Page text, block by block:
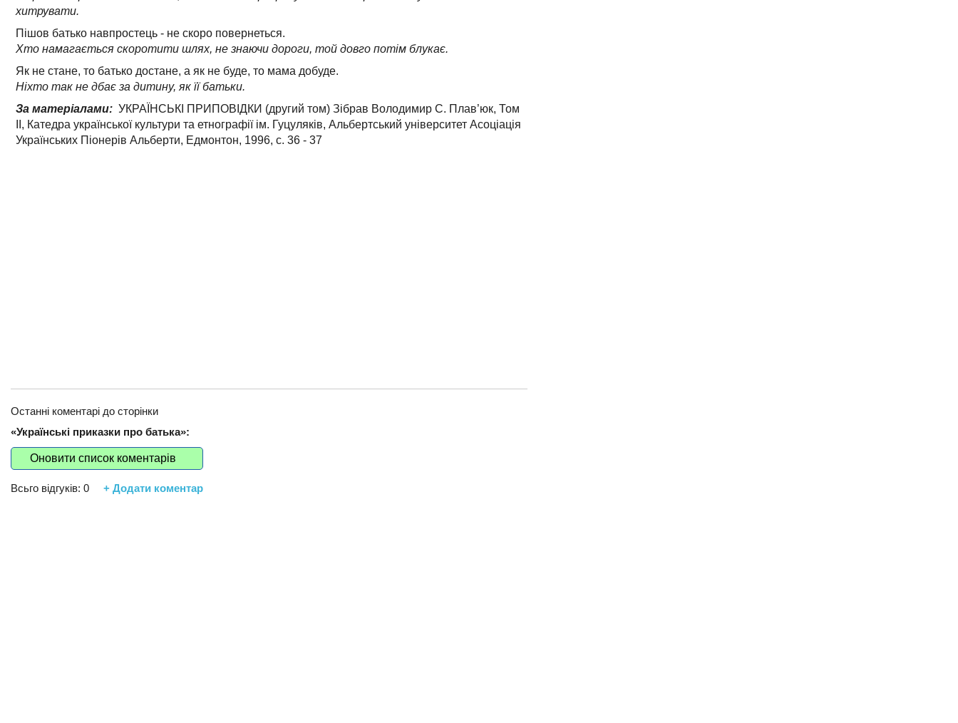
хитрувати.
Пішов батько навпростець - не скоро повернеться.
Хто намагається скоротити шлях, не знаючи дороги, той довго потім блукає.
Як не стане, то батько достане, а як не буде, то мама добуде.
Ніхто так не дбає за дитину, як її батьки.
За матеріалами: УКРАЇНСЬКІ ПРИПОВІДКИ (другий том) Зібрав Володимир С. Плав’юк, Том
II, Катедра української культури та етнографії ім. Гуцуляків, Альбертський університет Асоціація
Українських Піонерів Альберти, Едмонтон, 1996, с. 36 - 37
Останні коментарі до сторінки
«Українські приказки про батька»:
Оновити список коментарів
Всьго відгуків: 0 + Додати коментар